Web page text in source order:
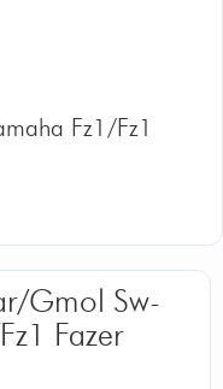
Fz1/Fz1
Gmol Sw-
Fazer